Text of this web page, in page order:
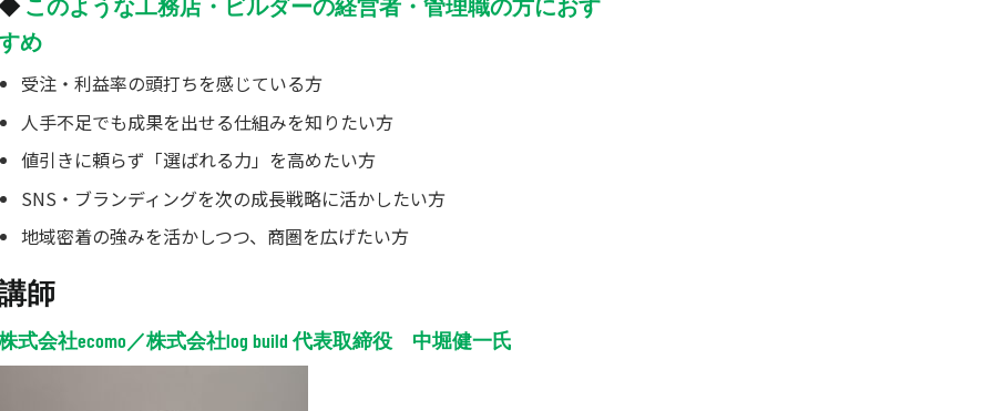
このような工務店・ビルダーの経営者・管理職の方におす
め
受注・利益率の頭打ちを感じている方
人手不足でも成果を出せる仕組みを知りたい方
値引きに頼らず「選ばれる力」を高めたい方
SNS・ブランディングを次の成長戦略に活かしたい方
地域密着の強みを活かしつつ、商圏を広げたい方
師
式会社ecomo／株式会社log build 代表取締役 中堀健一氏